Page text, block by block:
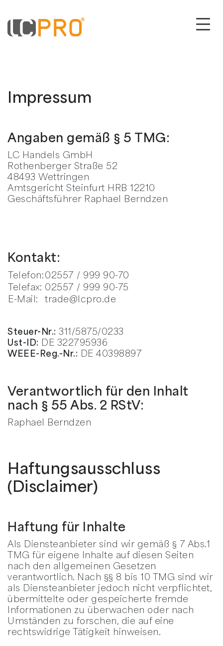
Impressum
Angaben gemäß § 5 TMG:
LC Handels GmbH
Rothenberger Straße 52
48493 Wettringen
Amtsgericht Steinfurt HRB 12210
Geschäftsführer Raphael Berndzen
Kontakt:
Telefon:02557 / 999 90-70
Telefax: 02557 / 999 90-75
E-Mail:
trade@lcpro.de
Steuer-Nr.: 311/5875/0233
Ust-ID: DE 322795936
WEEE-Reg.-Nr.: DE 40398897
Verantwortlich für den Inhalt
nach § 55 Abs. 2 RStV:
Raphael Berndzen
Haftungsausschluss
(Disclaimer)
Haftung für Inhalte
Als Diensteanbieter sind wir gemäß § 7 Abs.1
TMG für eigene Inhalte auf diesen Seiten
nach den allgemeinen Gesetzen
verantwortlich. Nach §§ 8 bis 10 TMG sind wir
als Diensteanbieter jedoch nicht verpflichtet,
übermittelte oder gespeicherte fremde
Informationen zu überwachen oder nach
Umständen zu forschen, die auf eine
rechtswidrige Tätigkeit hinweisen.